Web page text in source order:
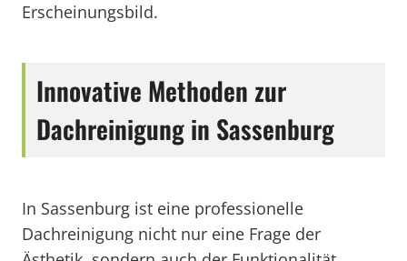
Erscheinungsbild.
Innovative Methoden zur
Dachreinigung in Sassenburg
In Sassenburg ist eine professionelle
Dachreinigung nicht nur eine Frage der